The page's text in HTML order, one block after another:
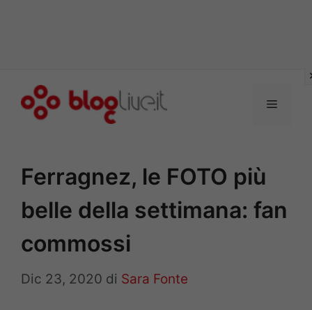
Menu
Ferragnez, le FOTO più
belle della settimana: fan
commossi
Dic 23, 2020 di Sara Fonte